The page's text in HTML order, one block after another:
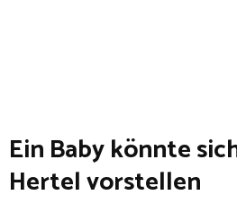
Ein Baby könnte
Hertel vorstellen